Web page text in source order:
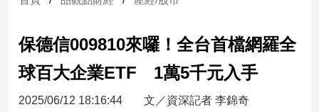
台
財
新
保德信009810來囉！全台首檔網羅全
球百大企業ETF 1萬5千元入手
2025/06/12 18:16:44 文／資深記者 李錦奇